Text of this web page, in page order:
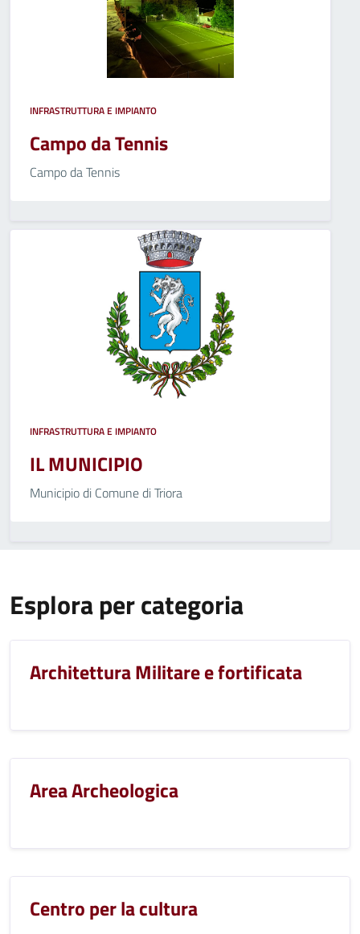
INFRASTRUTTURA E IMPIANTO
Campo da Tennis
Campo da Tennis
INFRASTRUTTURA E IMPIANTO
IL MUNICIPIO
Municipio di Comune di Triora
Esplora per categoria
Architettura Militare e fortificata
Area Archeologica
Centro per la cultura